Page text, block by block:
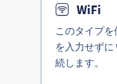
WiFi
このタイプ
を入力せずに
続します。